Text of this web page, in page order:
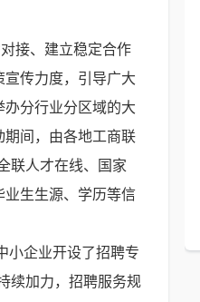
接、建立稳定合作
宣传力度，引导广大
办分行业分区域的大
期间，由各地工商联
联人才在线、国家
生生源、学历等信
小企业开设了招聘专
续加力，招聘服务规